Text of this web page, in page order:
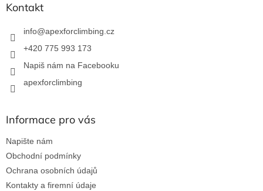
Kontakt
info@apexforclimbing.cz
+420 775 993 173
Napiš nám na Facebooku
apexforclimbing
Informace pro vás
Napište nám
Obchodní podmínky
Ochrana osobních údajů
Kontakty a firemní údaje